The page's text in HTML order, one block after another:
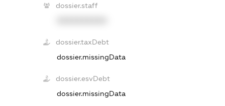
dossier.staff
dossier.taxDebt
dossier.missingData
dossier.esvDebt
dossier.missingData